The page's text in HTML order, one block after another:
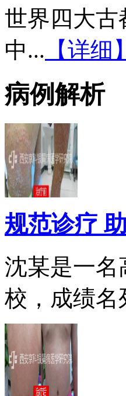
世界四大古
中... 【详细】
病例解析
规范诊疗
沈某是一名
校，成绩名